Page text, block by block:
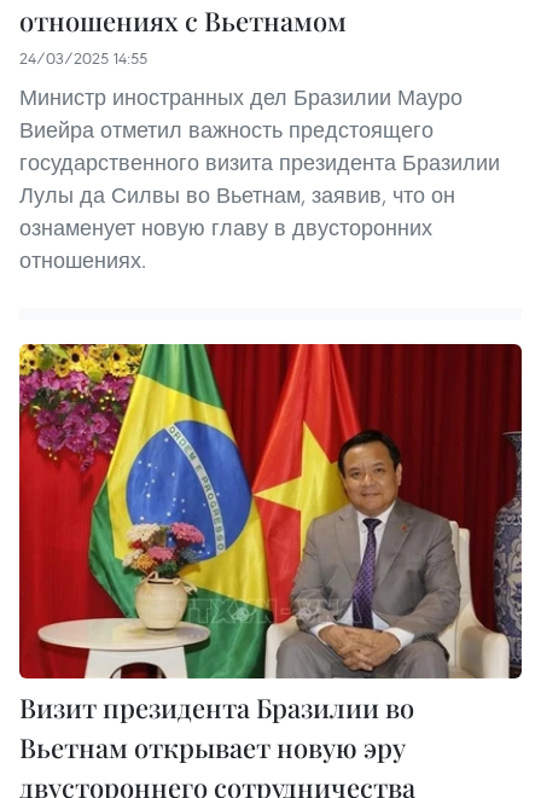
отношениях с Вьетнамом
24/03/2025 14:55
Министр иностранных дел Бразилии Мауро
Виейра отметил важность предстоящего
государственного визита президента Бразилии
Лулы да Силвы во Вьетнам, заявив, что он
ознаменует новую главу в двусторонних
отношениях.
Визит президента Бразилии во
Вьетнам открывает новую эру
двустороннего сотрудничества